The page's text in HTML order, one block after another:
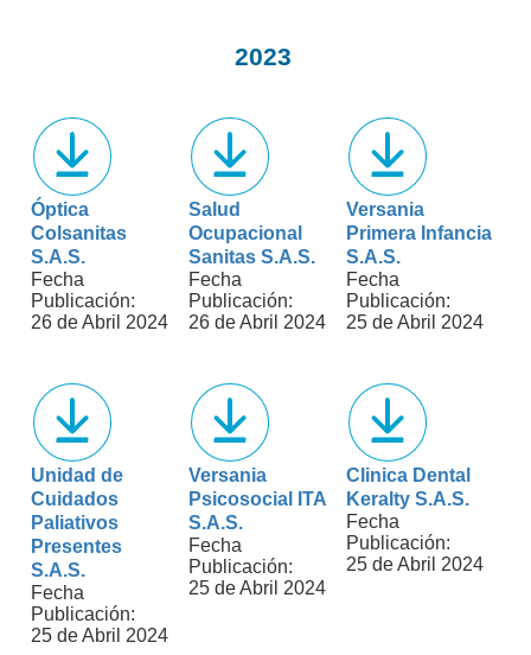
2023
Óptica
Colsanitas
S.A.S.
Fecha
Publicación:
26 de Abril 2024
Salud
Ocupacional
Sanitas S.A.S.
Fecha
Publicación:
26 de Abril 2024
Versania
Primera Infancia
S.A.S.
Fecha
Publicación:
25 de Abril 2024
Unidad de
Cuidados
Paliativos
Presentes
S.A.S.
Fecha
Publicación:
25 de Abril 2024
Versania
Psicosocial ITA
S.A.S.
Fecha
Publicación:
25 de Abril 2024
Clinica Dental
Keralty S.A.S.
Fecha
Publicación:
25 de Abril 2024